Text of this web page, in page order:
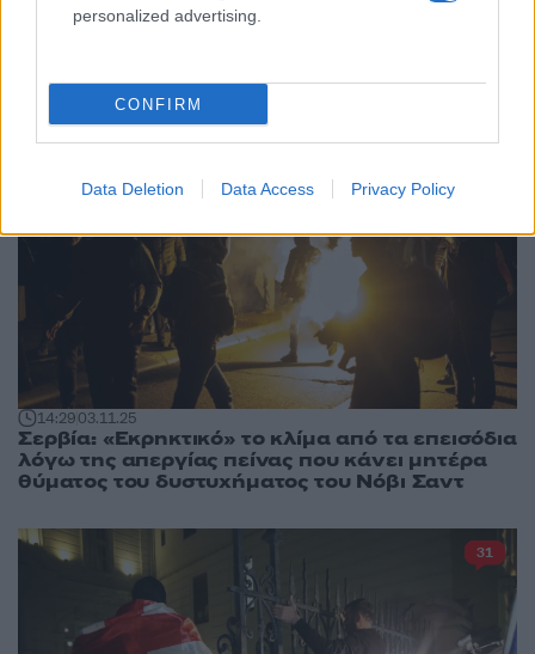
personalized advertising.
CONFIRM
Data Deletion Data Access Privacy Policy
BBC για χρήση χημικού του Α’ Παγκοσμίου
Πολέμου εναντίον διαδηλωτών
14:2903.11.25
Σερβία: «Εκρηκτικό» το κλίμα από τα επεισόδια
λόγω της απεργίας πείνας που κάνει μητέρα
θύματος του δυστυχήματος του Νόβι Σαντ
31